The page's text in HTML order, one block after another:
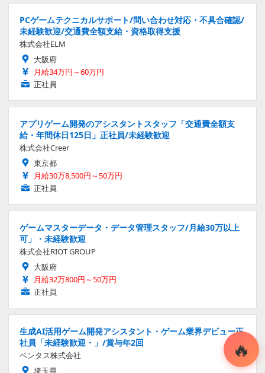
PCゲームテクニカルサポート/問い合わせ対応・不具合確認/
未経験歓迎/交通費全額支給・資格取得支援
株式会社ELM
大阪府
月給34万円～60万円
正社員
アプリゲーム開発のアシスタントスタッフ「交通費全額支
給・年間休日125日」正社員/未経験歓迎
株式会社Creer
東京都
月給30万8,500円～50万円
正社員
ゲームマスターデータ・データ管理スタッフ/月給30万以上
可」・未経験歓迎
株式会社RIOT GROUP
大阪府
月給32万800円～50万円
正社員
生成AI活用ゲーム開発アシスタント・ゲーム業界デビュー正
社員「未経験歓迎・」/賞与年2回
ベンタス株式会社
埼玉県